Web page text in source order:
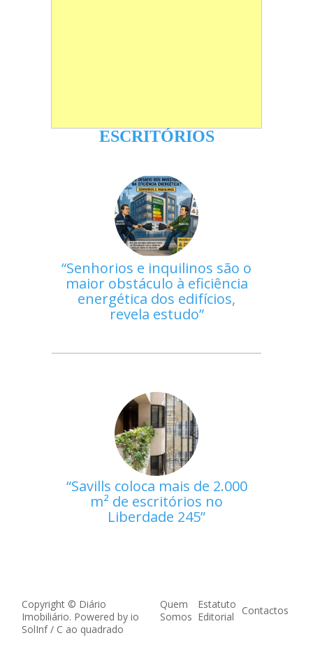
ESCRITÓRIOS
Senhorios e inquilinos são o
maior obstáculo à eficiência
energética dos edifícios,
revela estudo
Savills coloca mais de 2.000
m² de escritórios no
Liberdade 245
Copyright © Diário
Imobiliário. Powered by io
SolInf/ C ao quadrado
Quem
Somos
Estatuto
Editorial
Contactos